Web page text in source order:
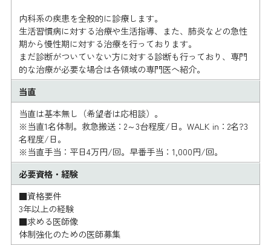
内科系の疾患を全般的に診療します。
生活習慣病に対する治療や生活指導、また、肺炎などの急性
期から慢性期に対する治療を行っております。
まだ診断がついていない方に対する診断も行っており、専門
的な治療が必要な場合は各領域の専門医へ紹介。
当直
当直は基本無し（希望者は応相談）。
※当直1名体制。救急搬送：2～3台程度/日。WALK in：2名?3
名程度/日。
※当直手当：平日4万円/回。早番手当：1,000円/回。
必要資格・経験
■資格要件
3年以上の経験
■求める医師像
体制強化のための医師募集